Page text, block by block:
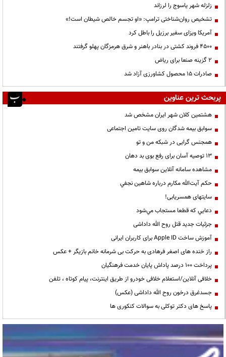
زلزله شهر یاسوج را لرزاند
تشخیص روان‌شناختی ترامپ: «او تجسم خالص شیطان است!»
آمریکا ویزای سفیر برزیل را باطل کرد
۴۵۰۰ فروند کشتی در بنادر باهنر و شرق هرمزگان پهلو گرفتند
۲ گزینه صنعا برای ریاض
صادرات ۱۵ محصول کشاورزی آزاد شد
پربحث ترین عناوین
هشتمین کلان شهر ایران مشخص شد
سوابق بیمه شدگان روی سایت تامین اجتماعی
همجنس گرایی در شبکه من و تو
13 توصیه آسان برای رفع بوی بد دهان
مشاهده سامانه آنلاين سوابق بیمه
حكم آيت‌الله مكارم درباره شاهين نجفي
سایتهای همسریابی!
دعايي كه قطعا مستجاب مي‌شود
جزئیات جدید قتل روح الله داداشی
آموزش ساخت Apple ID برای کاربران ایرانی
راز خنده های اصغر فرهادی به حرکت بی شرمانه خانم بازیگر + عکس
پرداخت ۱۰۰ درصد پاداش پایان خدمت فرهنگیان
خلافی آنلاین/استعلام خلافی خودرو از طریق اینترنت، پیام کوتاه ، تلفن
جسدغرق درخون روح الله داداشی (عکس)
پاسخ های دکتر توکلی به سوالات کنکوری ها